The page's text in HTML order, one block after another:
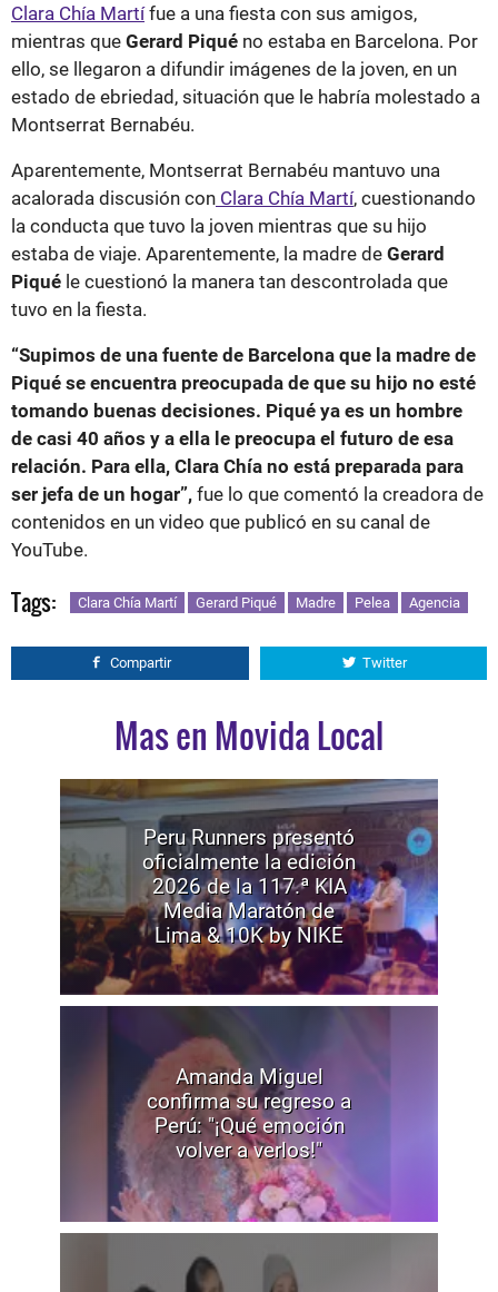
Clara Chía Martífue a una fiesta con sus amigos,
mientras que Gerard Piqué no estaba en Barcelona. Por
ello, se llegaron a difundir imágenes de la joven, en un
estado de ebriedad, situación que le habría molestado a
Montserrat Bernabéu.
Aparentemente, Montserrat Bernabéu mantuvo una
acalorada discusión con Clara Chía Martí, cuestionando
la conducta que tuvo la joven mientras que su hijo
estaba de viaje. Aparentemente, la madre de Gerard
Piqué le cuestionó la manera tan descontrolada que
tuvo en la fiesta.
“Supimos de una fuente de Barcelona que la madre de
Piqué se encuentra preocupada de que su hijo no esté
tomando buenas decisiones. Piqué ya es un hombre
de casi 40 años y a ella le preocupa el futuro de esa
relación. Para ella, Clara Chía no está preparada para
ser jefa de un hogar”, fue lo que comentó la creadora de
contenidos en un video que publicó en su canal de
YouTube.
Tags: Clara Chía Martí Gerard Piqué Madre Pelea Agencia
Compartir Twitter
Mas en Movida Local
Peru Runners presentó
oficialmente la edición
2026 de la 117.ª KIA
Media Maratón de
Lima & 10K by NIKE
Amanda Miguel
confirma su regreso a
Perú: "¡Qué emoción
volver a verlos!"